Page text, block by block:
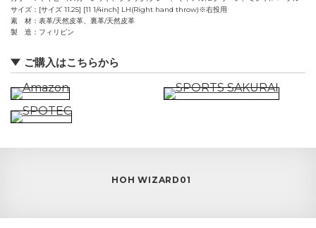
サイズ
[サイズ 11.25] [11 1/4inch] LH(Right hand throw)※右投用
素 材
表革/天然皮革、裏革/天然皮革
製 造
フィリピン
ご購入はこちらから
HOH WIZARD01